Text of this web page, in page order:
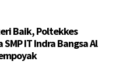
Baik, Poltekkes
IT Indra Bangsa Al